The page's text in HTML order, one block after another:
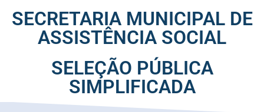
SECRETARIA MUNICIPAL DE
ASSISTÊNCIA SOCIAL
SELEÇÃO PÚBLICA
SIMPLIFICADA